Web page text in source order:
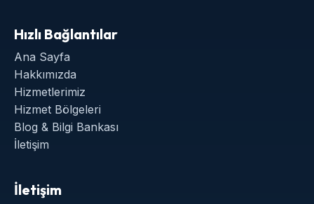
Hızlı Bağlantılar
Ana Sayfa
Hakkımızda
Hizmetlerimiz
Hizmet Bölgeleri
Blog & Bilgi Bankası
İletişim
İletişim